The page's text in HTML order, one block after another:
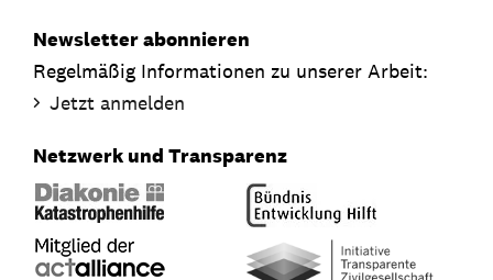
Newsletter abonnieren
Regelmäßig Informationen zu unserer Arbeit:
Jetzt anmelden
Netzwerk und Transparenz